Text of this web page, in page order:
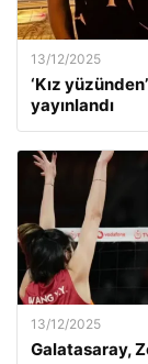
13/12/2025
‘Kız
yayınlandı
13/12/2025
Galatasaray,